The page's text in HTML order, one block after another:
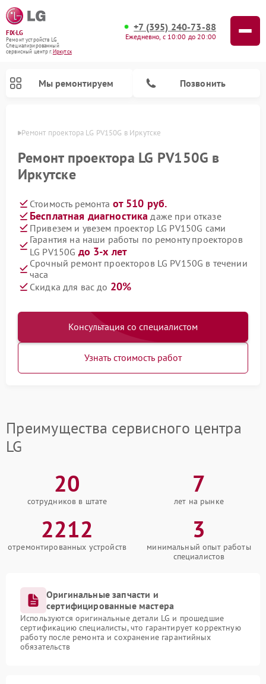
FIX-LG
Ремонт устройств LG
Специализированный
cервисный центр г.Иркутск
+7 (395) 240-73-88
Ежедневно, с 10:00 до 20:00
Мы ремонтируем Позвонить
Ремонт проектора LG PV150G в Иркутске
Ремонт проектора LG PV150G в
Иркутске
Стоимость ремонта от 510 руб.
Бесплатная диагностика даже при отказе
Привезем и увезем проектор LG PV150G сами
Гарантия на наши работы по ремонту проекторов
LG PV150G до 3-х лет
Срочный ремонт проекторов LG PV150G в течении
часа
Скидка для вас до 20%
Консультация со специалистом
Узнать стоимость работ
Преимущества сервисного центра
LG
20
сотрудников в штате
7
лет на рынке
2212
отремонтированных устройств
3
минимальный опыт работы
специалистов
Оригинальные запчасти и
сертифицированные мастера
Используются оригинальные детали LG и прошедшие
сертификацию специалисты, что гарантирует корректную
работу после ремонта и сохранение гарантийных
обязательств